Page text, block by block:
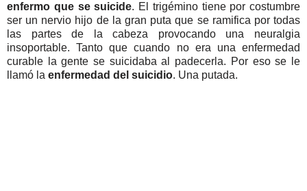
enfermo que se suicide. El trigémino tiene por costumbre
ser un nervio hijo de la gran puta que se ramifica por todas
las partes de la cabeza provocando una neuralgia
insoportable. Tanto que cuando no era una enfermedad
curable la gente se suicidaba al padecerla. Por eso se le
llamó la enfermedad del suicidio. Una putada.